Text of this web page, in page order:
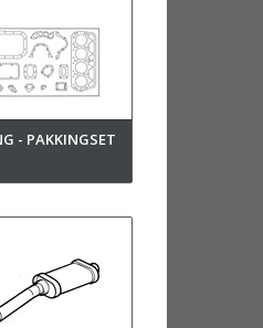
- PAKKINGSET